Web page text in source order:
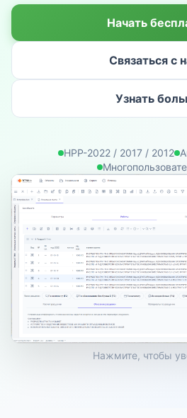
Начать
Связаться с
Узнать
НРР-2022 / 2017 / 2012
Нажмите, чтобы